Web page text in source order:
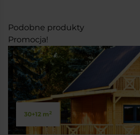
Podobne produkty
Promocja!
30+12 m2